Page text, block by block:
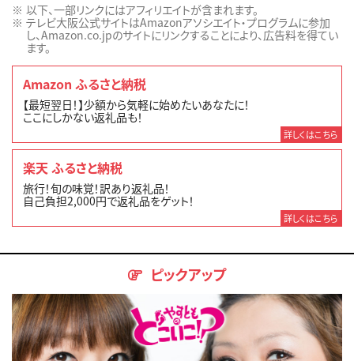
以下、一部リンクにはアフィリエイトが含まれます。
テレビ大阪公式サイトはAmazonアソシエイト・プログラムに参加
し、Amazon.co.jpのサイトにリンクすることにより、広告料を得てい
ます。
Amazon ふるさと納税
【最短翌日！】少額から気軽に始めたいあなたに！
ここにしかない返礼品も！
詳しくはこちら
楽天 ふるさと納税
旅行！旬の味覚！訳あり返礼品！
自己負担2,000円で返礼品をゲット！
詳しくはこちら
ピックアップ